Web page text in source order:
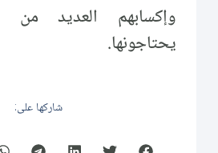
وإكسابهم العديد من
يحتاجونها.
شاركها على: